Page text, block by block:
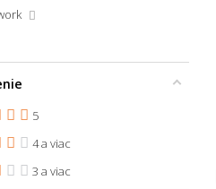
5
4 a viac
3 a viac